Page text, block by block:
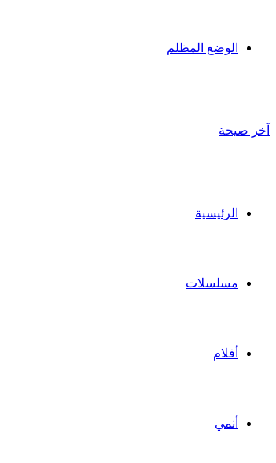
الوضع المظلم
آخر صيحة
الرئيسية
مسلسلات
أفلام
أنمي